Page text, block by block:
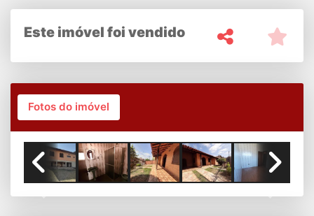
Este imóvel foi vendido
Fotos do imóvel